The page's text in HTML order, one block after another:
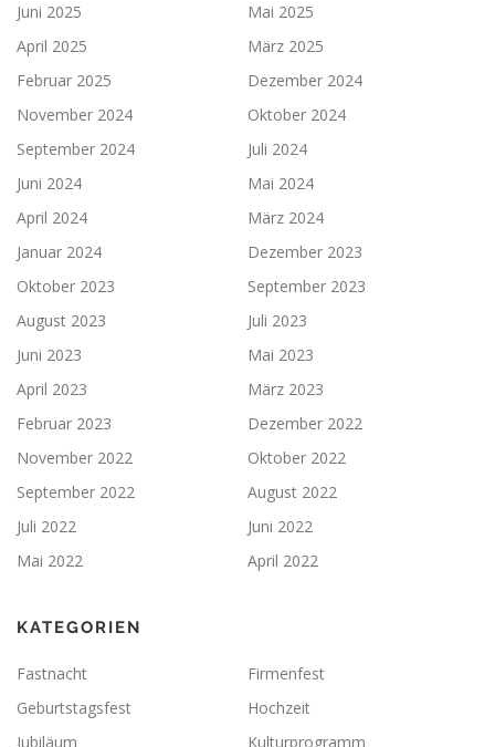
Juni 2025
Mai 2025
April 2025
März 2025
Februar 2025
Dezember 2024
November 2024
Oktober 2024
September 2024
Juli 2024
Juni 2024
Mai 2024
April 2024
März 2024
Januar 2024
Dezember 2023
Oktober 2023
September 2023
August 2023
Juli 2023
Juni 2023
Mai 2023
April 2023
März 2023
Februar 2023
Dezember 2022
November 2022
Oktober 2022
September 2022
August 2022
Juli 2022
Juni 2022
Mai 2022
April 2022
KATEGORIEN
Fastnacht
Firmenfest
Geburtstagsfest
Hochzeit
Jubiläum
Kulturprogramm